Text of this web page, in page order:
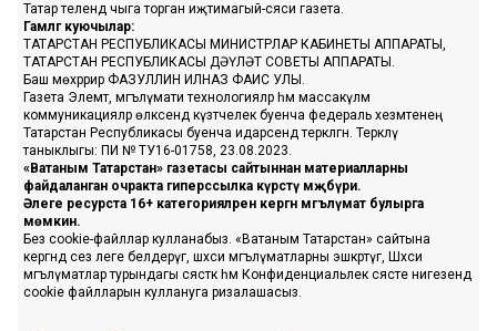
Татар телендә чыга торган иҗтимагый-сәяси газета.
Гамәлгә куючылар:
ТАТАРСТАН РЕСПУБЛИКАСЫ МИНИСТРЛАР КАБИНЕТЫ АППАРАТЫ,
ТАТАРСТАН РЕСПУБЛИКАСЫ ДӘҮЛӘТ СОВЕТЫ АППАРАТЫ.
Баш мөхәррир ФАЗУЛЛИН ИЛНАЗ ФАИС УЛЫ.
Газета Элемтә, мәгълүмати технологияләр һәм массакүләм
коммуникацияләр өлкәсендә күзәтчелек буенча федераль хезмәтенең
Татарстан Республикасы буенча идарәсендә теркәлгән. Теркәлү
таныклыгы: ПИ № ТУ16-01758, 23.08.2023.
«Ватаным Татарстан» газетасы сайтыннан материалларны
файдаланган очракта гиперссылка күрсәтү мәҗбүри.
Әлеге ресурста 16+ категорияләренә кергән мәгълүмат булырга
мөмкин.
Без cookie-файллар кулланабыз. «Ватаным Татарстан» сайтына
кергәндә сез әлеге белдерүгә, шәхси мәгълүматларны эшкәртүгә, Шәхси
мәгълүматлар турындагы сәясәткә һәм Конфиденциальлек сәясәте нигезендә
cookie файлларын куллануга ризалашасыз.